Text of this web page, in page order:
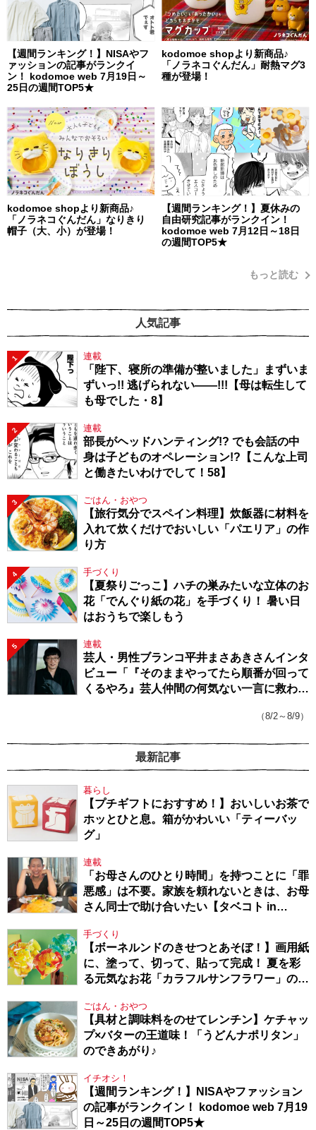
【週間ランキング！】NISAやフ
ァッションの記事がランクイ
ン！ kodomoe web 7月19日～
25日の週間TOP5★
kodomoe shopより新商品♪
「ノラネコぐんだん」耐熱マグ3
種が登場！
kodomoe shopより新商品♪
「ノラネコぐんだん」なりきり
帽子（大、小）が登場！
【週間ランキング！】夏休みの
自由研究記事がランクイン！
kodomoe web 7月12日～18日
の週間TOP5★
もっと読む
人気記事
1 連載
「陛下、寝所の準備が整いました」まずいま
ずいっ!! 逃げられない――!!!【母は転生して
も母でした・8】
2 連載
部長がヘッドハンティング!? でも会話の中
身は子どものオペレーション!?【こんな上司
と働きたいわけでして！58】
3 ごはん・おやつ
【旅行気分でスペイン料理】炊飯器に材料を
入れて炊くだけでおいしい「パエリア」の作
り方
4 手づくり
【夏祭りごっこ】ハチの巣みたいな立体のお
花「でんぐり紙の花」を手づくり！ 暑い日
はおうちで楽しもう
5 連載
芸人・男性ブランコ平井まさあきさんインタ
ビュー「『そのままやってたら順番が回って
くるやろ』芸人仲間の何気ない一言に救われ
（8/2～8/9）
最新記事
暮らし
【プチギフトにおすすめ！】おいしいお茶で
ホッとひと息。箱がかわいい「ティーバッ
グ」
連載
「お母さんのひとり時間」を持つことに「罪
悪感」は不要。家族を頼れないときは、お母
さん同士で助け合いたい【タベコト in
手づくり
【ボーネルンドのきせつとあそぼ！】画用紙
に、塗って、切って、貼って完成！ 夏を彩
る元気なお花「カラフルサンフラワー」の作
ごはん・おやつ
【具材と調味料をのせてレンチン】ケチャッ
プ×バターの王道味！「うどんナポリタン」
のできあがり♪
イチオシ！
【週間ランキング！】NISAやファッション
の記事がランクイン！ kodomoe web 7月19
日～25日の週間TOP5★